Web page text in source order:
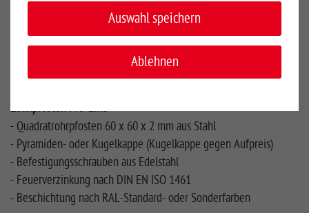
- Doppelstabgitterelement
- Drahtstärke: 8 / 6 / 8 mm
- Mattenlänge 2510 mm, Maschenweite 50 x 200 mm
- Feuerverzinkung nach DIN EN ISO 1461
- Beschichtung nach RAL-Standard- oder Sonderfarben
Zaunpfosten Pro-Line
- Quadratrohrpfosten 60 x 60 x 2 mm aus Stahl
- Pyramiden- oder Kugelkappe (Kugelkappe gegen Aufpreis)
- Befestigungsschrauben aus Edelstahl
- Feuerverzinkung nach DIN EN ISO 1461
- Beschichtung nach RAL-Standard- oder Sonderfarben
Auswahl speichern
Ablehnen